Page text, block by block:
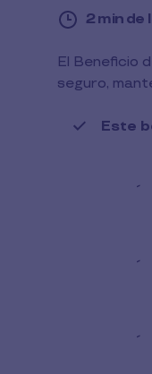
2 min de
2
de
El Beneficio
seguro,
Este
-
-
-